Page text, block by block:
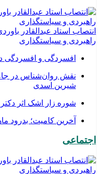
انتصاب استاد عبدالقادر
راهبردی و سیاستگذاری
افسردگی و افسردگی
نقش روان‌شناس در
شیرین اسدی
شوره زار اشک اثر
​آخرین کامیت؛ بدرود
اجتماعی